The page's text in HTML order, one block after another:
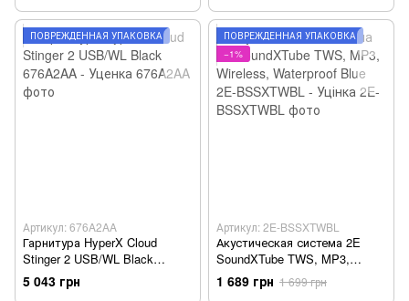
ПОВРЕЖДЁННАЯ УПАКОВКА
Артикул: 676A2AA
Гарнитура HyperX Cloud
Stinger 2 USB/WL Black
676A2AA - Уценка
5 043 грн
ПОВРЕЖДЁННАЯ УПАКОВКА
−1%
Артикул: 2E-BSSXTWBL
Акустическая система 2E
SoundXTube TWS, MP3,
Wireless, Waterproof Blue 2E-
BSSXTWBL - Уцінка
1 689 грн 1 699 грн